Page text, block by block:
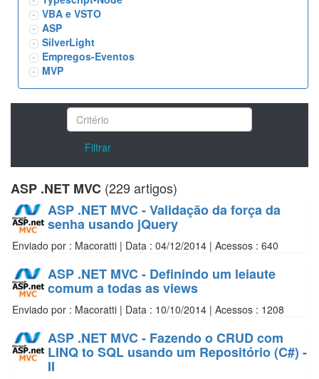
VBA e VSTO
ASP
SilverLight
Empregos-Eventos
MVP
Filtrar
ASP .NET MVC (229 artigos)
ASP .NET MVC - Validação da força da
senha usando jQuery
Enviado por : Macoratti | Data : 04/12/2014 | Acessos : 640
ASP .NET MVC - Definindo um leiaute
comum a todas as views
Enviado por : Macoratti | Data : 10/10/2014 | Acessos : 1208
ASP .NET MVC - Fazendo o CRUD com
LINQ to SQL usando um Repositório (C#) -
II